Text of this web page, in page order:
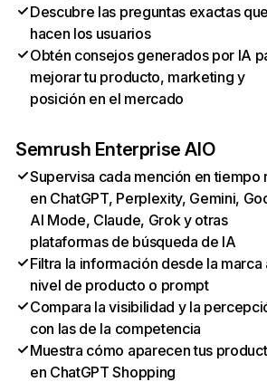
Descubre las preguntas exactas
hacen los usuarios
Obtén consejos generados por IA
mejorar tu producto, marketing y
posición en el mercado
Semrush Enterprise AIO
Supervisa cada mención en tiempo
en ChatGPT, Perplexity, Gemini,
AI Mode, Claude, Grok y otras
plataformas de búsqueda de IA
Filtra la información desde la marca
nivel de producto o prompt
Compara la visibilidad y la
con las de la competencia
Muestra cómo aparecen tus
en ChatGPT Shopping